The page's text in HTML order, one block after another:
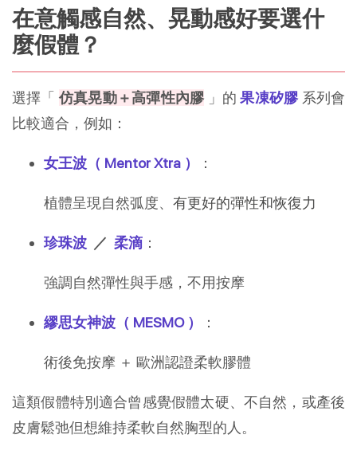
在意觸感自然、晃動感好要選什
麼假體？
選擇「 仿真晃動＋高彈性內膠 」的果凍矽膠 系列會
比較適合，例如：
女王波（ Mentor Xtra ） ：
植體呈現自然弧度、 有更好的彈性和恢復力
珍珠波 ／ 柔滴 ：
強調自然彈性與手感，不用按摩
繆思女神波（ MESMO ） ：
術後免按摩 ＋ 歐洲認證柔軟膠體
這類假體特別適合曾感覺假體太硬、不自然，或產後
皮膚鬆弛但想維持柔軟自然胸型的人。